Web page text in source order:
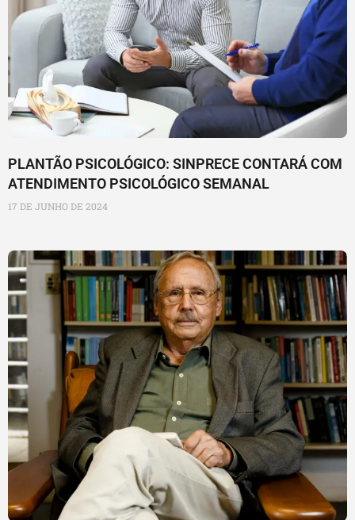
PLANTÃO PSICOLÓGICO: SINPRECE CONTARÁ COM
ATENDIMENTO PSICOLÓGICO SEMANAL
17 DE JUNHO DE 2024